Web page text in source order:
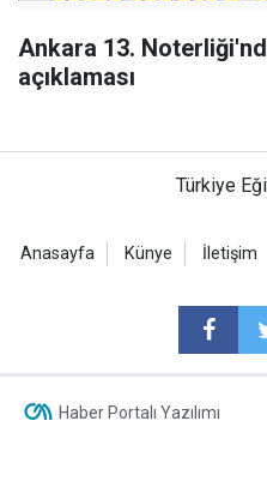
Ankara 13.
açıklaması
Türkiye
Anasayfa Künye İletişim
Haber Portalı Yazılımı